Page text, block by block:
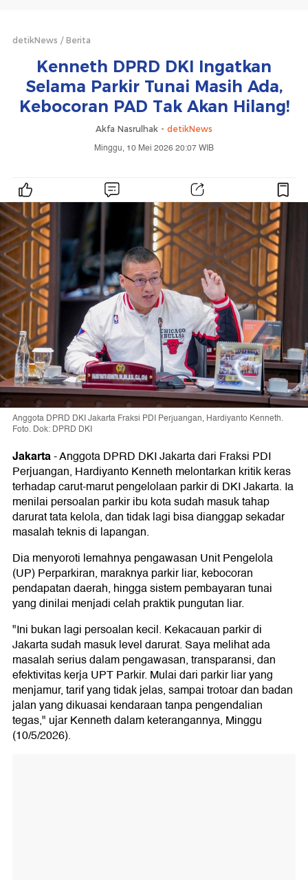
detikNews Berita
Kenneth DPRD DKI Ingatkan
Selama Parkir Tunai Masih Ada,
Kebocoran PAD Tak Akan Hilang!
Akfa Nasrulhak - detikNews
Minggu, 10 Mei 2026 20:07 WIB
Anggota DPRD DKI Jakarta Fraksi PDI Perjuangan, Hardiyanto Kenneth.
Foto. Dok: DPRD DKI
Jakarta-Anggota DPRD DKI Jakarta dari Fraksi PDI
Perjuangan, Hardiyanto Kenneth melontarkan kritik keras
terhadap carut-marut pengelolaan parkir di DKI Jakarta. Ia
menilai persoalan parkir ibu kota sudah masuk tahap
darurat tata kelola, dan tidak lagi bisa dianggap sekadar
masalah teknis di lapangan.
Dia menyoroti lemahnya pengawasan Unit Pengelola
(UP) Perparkiran, maraknya parkir liar, kebocoran
pendapatan daerah, hingga sistem pembayaran tunai
yang dinilai menjadi celah praktik pungutan liar.
"Ini bukan lagi persoalan kecil. Kekacauan parkir di
Jakarta sudah masuk level darurat. Saya melihat ada
masalah serius dalam pengawasan, transparansi, dan
efektivitas kerja UPT Parkir. Mulai dari parkir liar yang
menjamur, tarif yang tidak jelas, sampai trotoar dan badan
jalan yang dikuasai kendaraan tanpa pengendalian
tegas," ujar Kenneth dalam keterangannya, Minggu
(10/5/2026).